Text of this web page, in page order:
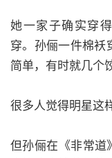
她一家子确实穿
穿。孙俪一件棉袄
简单，有时就几个
很多人觉得明星这
但孙俪在《非常道